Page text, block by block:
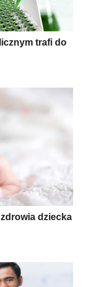
trafi do
dziecka